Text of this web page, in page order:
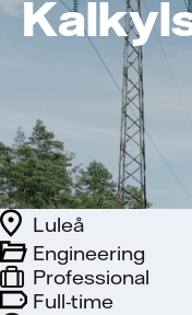
Full-time
Engineering
Luleå
Professional